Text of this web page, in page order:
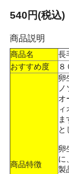
540円(税込)
商品説明
商品名
長
おすすめ度
８
商品特徴
卵
オ
ィ
ま
と
卵
に
製